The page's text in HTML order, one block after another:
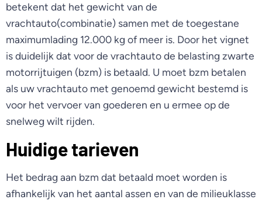
betekent dat het gewicht van de
vrachtauto(combinatie) samen met de toegestane
maximumlading 12.000 kg of meer is. Door het vignet
is duidelijk dat voor de vrachtauto de belasting zwarte
motorrijtuigen (bzm) is betaald. U moet bzm betalen
als uw vrachtauto met genoemd gewicht bestemd is
voor het vervoer van goederen en u ermee op de
snelweg wilt rijden.
Huidige tarieven
Het bedrag aan bzm dat betaald moet worden is
afhankelijk van het aantal assen en van de milieuklasse